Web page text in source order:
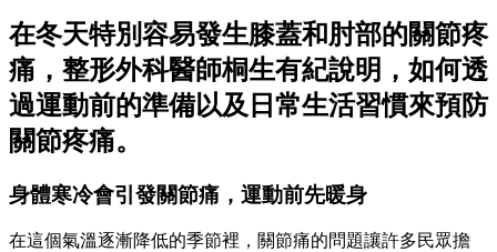
在冬天特別容易發生膝蓋和肘部的關節疼
痛，整形外科醫師桐生有紀說明，如何透
過運動前的準備以及日常生活習慣來預防
關節疼痛。
身體寒冷會引發關節痛，運動前先暖身
在這個氣溫逐漸降低的季節裡，關節痛的問題讓許多民眾擔